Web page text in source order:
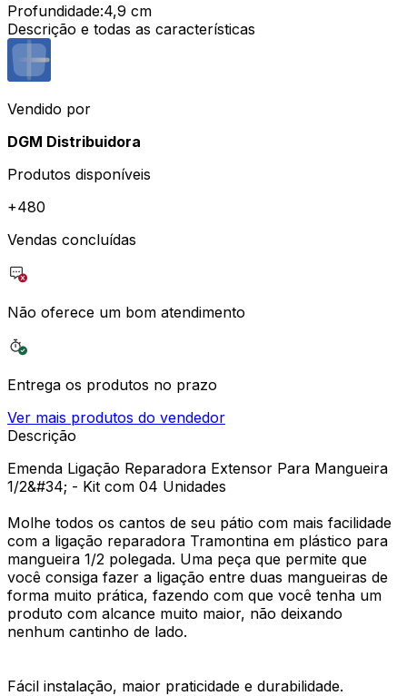
Profundidade:4,9 cm
Descrição e todas as características
Vendido por
DGM Distribuidora
Produtos disponíveis
+480
Vendas concluídas
Não oferece um bom atendimento
Entrega os produtos no prazo
Ver mais produtos do vendedor
Descrição
Emenda Ligação Reparadora Extensor Para Mangueira
1/2&#34; - Kit com 04 Unidades
Molhe todos os cantos de seu pátio com mais facilidade
com a ligação reparadora Tramontina em plástico para
mangueira 1/2 polegada. Uma peça que permite que
você consiga fazer a ligação entre duas mangueiras de
forma muito prática, fazendo com que você tenha um
produto com alcance muito maior, não deixando
nenhum cantinho de lado.
Fácil instalação, maior praticidade e durabilidade.